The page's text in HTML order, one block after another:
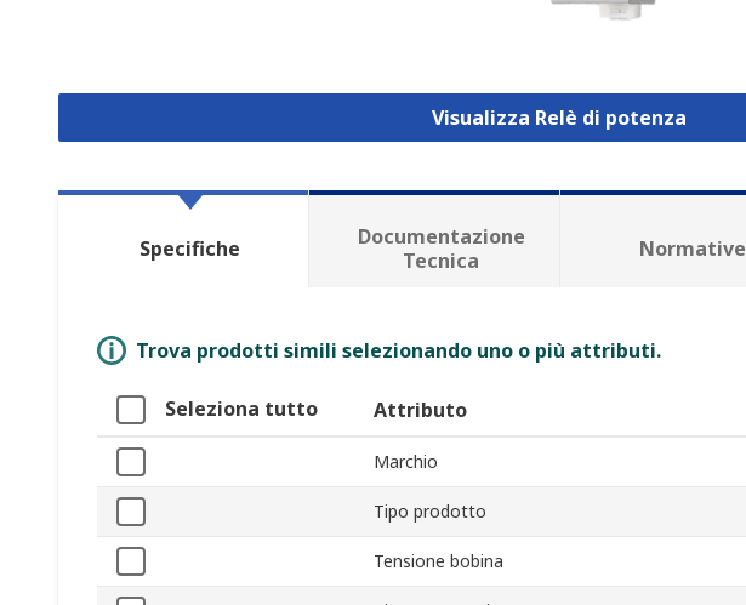
Visualizza Relè di potenza
Specifiche
Documentazione
Tecnica
Normative
Trova prodotti simili selezionando uno o più attributi.
Seleziona tutto Attributo
Marchio
Tipo prodotto
Tensione bobina